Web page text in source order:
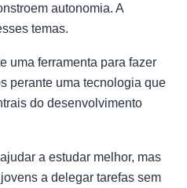
autonomia. A
temas.
uma ferramenta para fazer
perante uma tecnologia que
do desenvolvimento
a estudar melhor, mas
a delegar tarefas sem